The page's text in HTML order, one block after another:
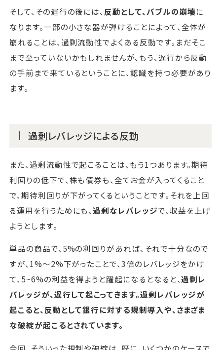
そして、その遅行の後には、 反動として、バブルの崩壊に
なります。一部の小さな器が弾けることによって、全体が
崩れることは、過剰流動性でよくある反動です。まだそこ
まで至っていないかもしれませんが、もう、遅行から反動
の手前まで来ているということに、認識を持つ必要があり
ます。
過剰レバレッジによる反動
また、過剰流動性で起こることは、もう1つあります。期待
利回りの低下で、株も債券も、全てお金が入ってくること
で、期待利回りが下がってくるということです。それを上回
る運用を行うためにも、過剰なレバレッジで、収益を上げ
ようとします。
単品の商品で、5%の利回りがあれば、それで十分なので
すが、1%～2%下がったことで、3倍のレバレッジをかけ
て、5~6%の利益を得ようと躍起になるとなると、過剰レ
バレッジが、遅行して起こってきます。過剰レバレッジが
起こると、反動として銀行に対する規制導入や、さまざま
な破綻が起こるとされています。